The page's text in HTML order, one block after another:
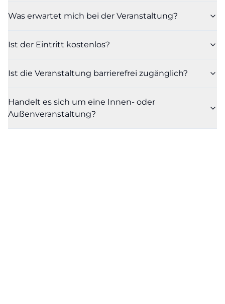
Was erwartet mich bei der Veranstaltung?
Ist der Eintritt kostenlos?
Ist die Veranstaltung barrierefrei zugänglich?
Handelt es sich um eine Innen- oder
Außenveranstaltung?